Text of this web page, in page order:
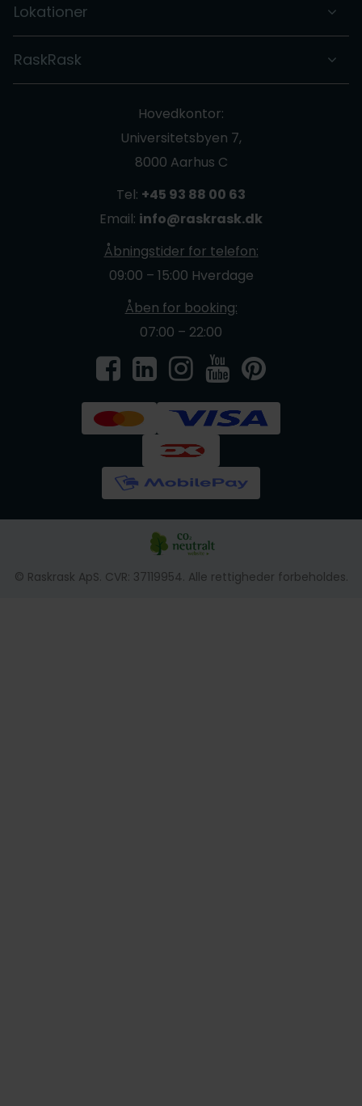
Lokationer
RaskRask
Hovedkontor:
Universitetsbyen 7,
8000 Aarhus C
Tel: +45 93 88 00 63
Email: info@raskrask.dk
Åbningstider for telefon:
09:00 – 15:00 Hverdage
Åben for booking:
07:00 – 22:00
© Raskrask ApS. CVR: 37119954. Alle rettigheder forbeholdes.